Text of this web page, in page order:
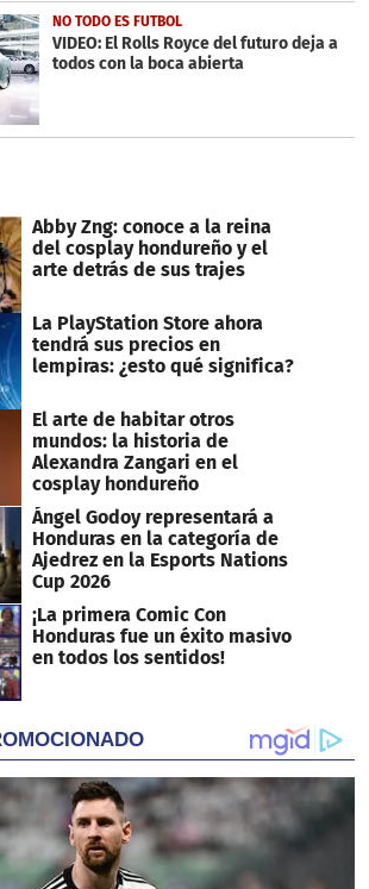
NO TODO ES FUTBOL
VIDEO: El Rolls Royce del futuro deja a
todos con la boca abierta
Abby Zng: conoce a la reina
del cosplay hondureño y el
arte detrás de sus trajes
La PlayStation Store ahora
tendrá sus precios en
lempiras: ¿esto qué significa?
El arte de habitar otros
mundos: la historia de
Alexandra Zangari en el
cosplay hondureño
Ángel Godoy representará a
Honduras en la categoría de
Ajedrez en la Esports Nations
Cup 2026
¡La primera Comic Con
Honduras fue un éxito masivo
en todos los sentidos!